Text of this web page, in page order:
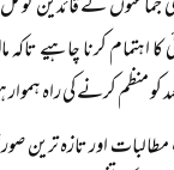
کے قائدین کو مل
کرنا چاہیے تاکہ
منظم کرنے کی راہ ہموار
اور تازہ ترین